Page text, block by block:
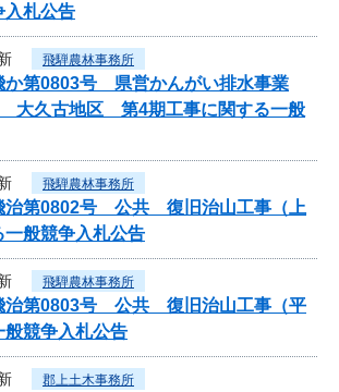
入札公告
飛騨農林事務所
か第0803号 県営かんがい排水事業
大久古地区 第4期工事に関する一般
飛騨農林事務所
治第0802号 公共 復旧治山工事（上
般競争入札公告
飛騨農林事務所
治第0803号 公共 復旧治山工事（平
競争入札公告
郡上土木事務所